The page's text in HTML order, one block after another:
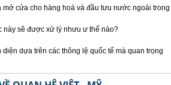
cửa cho hàng hoá và đầu tưu nước ngoài trong
này sẽ được xử lý nhưu ư thế nào?
dựa trên các thông lệ quốc tế mà quan trọng